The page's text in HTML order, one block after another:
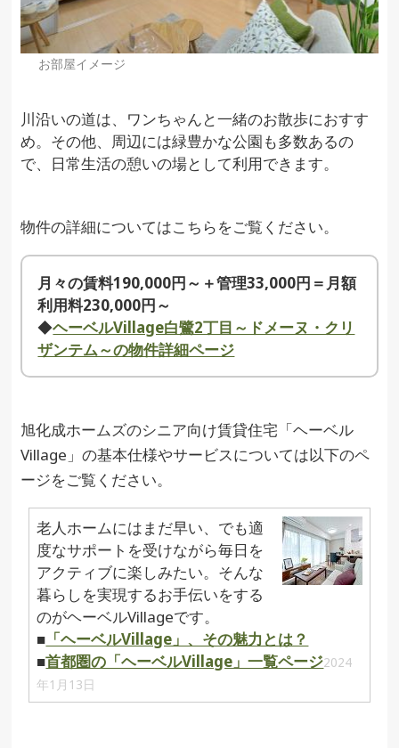
お部屋イメージ
川沿いの道は、ワンちゃんと一緒のお散歩におすす
め。その他、周辺には緑豊かな公園も多数あるの
で、日常生活の憩いの場として利用できます。
物件の詳細についてはこちらをご覧ください。
月々の賃料190,000円～＋管理33,000円＝月額
利用料230,000円～
◆ヘーベルVillage白鷺2丁目～ドメーヌ・クリ
ザンテム～の物件詳細ページ
旭化成ホームズのシニア向け賃貸住宅「ヘーベル
Village」の基本仕様やサービスについては以下のペ
ージをご覧ください。
老人ホームにはまだ早い、でも適
度なサポートを受けながら毎日を
アクティブに楽しみたい。そんな
暮らしを実現するお手伝いをする
のがヘーベルVillageです。
■ 「ヘーベルVillage」、その魅力とは？
■首都圏の「ヘーベルVillage」一覧ページ2024
年1月13日